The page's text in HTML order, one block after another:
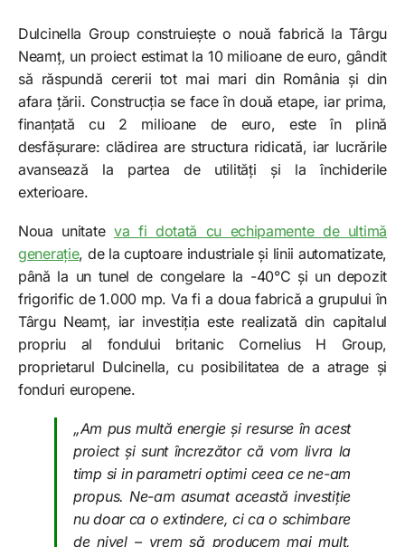
Dulcinella Group construiește o nouă fabrică la Târgu
Neamț, un proiect estimat la 10 milioane de euro, gândit
să răspundă cererii tot mai mari din România și din
afara țării. Construcția se face în două etape, iar prima,
finanțată cu 2 milioane de euro, este în plină
desfășurare: clădirea are structura ridicată, iar lucrările
avansează la partea de utilități și la închiderile
exterioare.
Noua unitate va fi dotată cu echipamente de ultimă
generație, de la cuptoare industriale și linii automatizate,
până la un tunel de congelare la -40°C și un depozit
frigorific de 1.000 mp. Va fi a doua fabrică a grupului în
Târgu Neamț, iar investiția este realizată din capitalul
propriu al fondului britanic Cornelius H Group,
proprietarul Dulcinella, cu posibilitatea de a atrage și
fonduri europene.
„Am pus multă energie și resurse în acest
proiect și sunt încrezător că vom livra la
timp si in parametri optimi ceea ce ne-am
propus. Ne-am asumat această investiție
nu doar ca o extindere, ci ca o schimbare
de nivel – vrem să producem mai mult,